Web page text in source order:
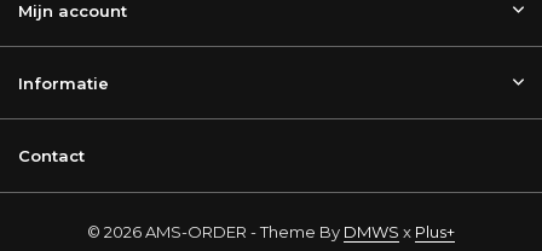
Mijn account
Informatie
Contact
© 2026 AMS-ORDER - Theme By DMWS x Plus+